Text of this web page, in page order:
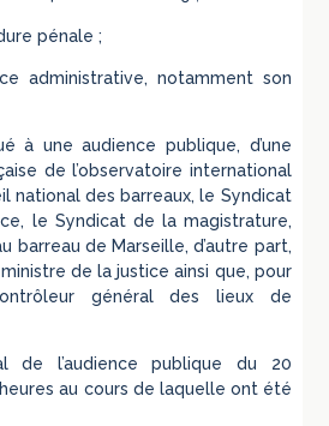
pénale ;
administrative, notamment son
à une audience publique, d’une
de l’observatoire international
national des barreaux, le Syndicat
le Syndicat de la magistrature,
barreau de Marseille, d’autre part,
de la justice ainsi que, pour
général des lieux de
de l’audience publique du 20
au cours de laquelle ont été